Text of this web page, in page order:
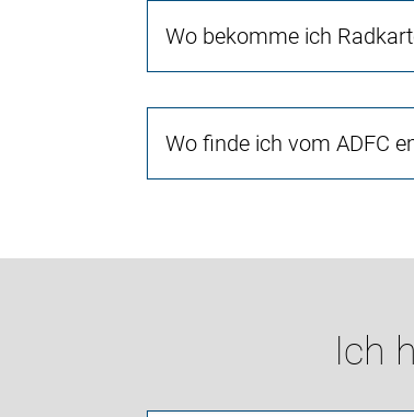
Wo bekomme ich
Wo finde ich vom ADFC
Ich